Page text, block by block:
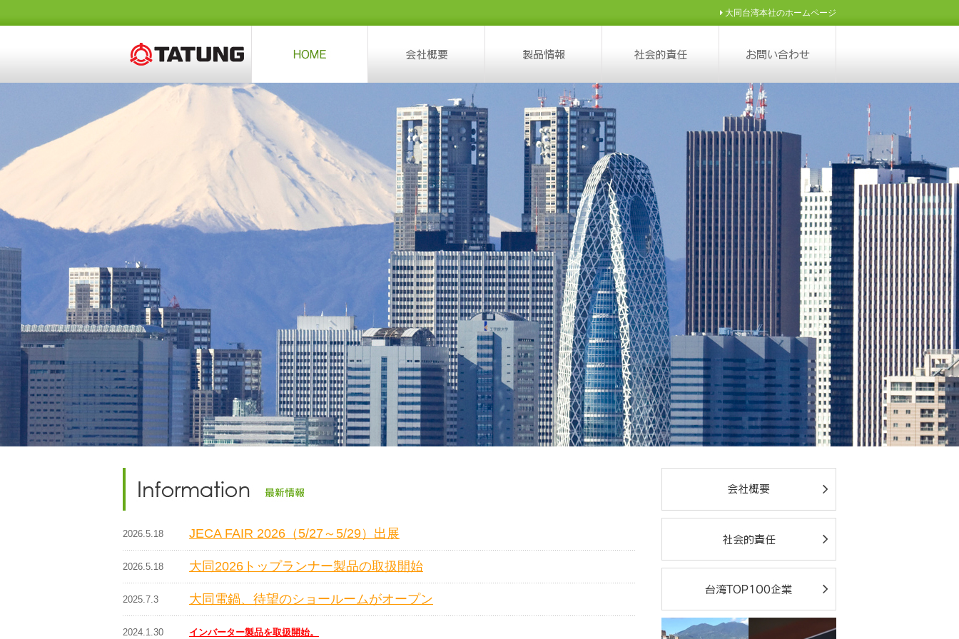
大同台湾本社のホームページ
2026.5.18 JECA FAIR 2026（5/27～5/29）出展
2026.5.18 大同2026トップランナー製品の取扱開始
2025.7.3 大同電鍋、待望のショールームがオープン
2024.1.30 インバーター製品を取扱開始。